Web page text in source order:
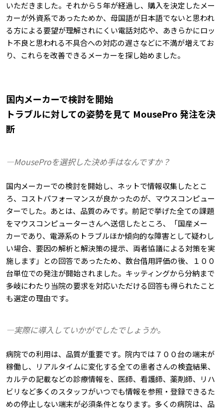
いただきました。それから５年が経過し、購入を決定したメー
カーが外資系であったためか、母国語が日本語でないと思われ
る方による要望が理解されにくい電話対応や、あきらかにロッ
ト不良と思われる不具合への対応の遅さなどに不満が増えてお
り、これらを改善できるメーカーを探し始めました。
国内メーカーで検討を開始
トラブルに対しての姿勢を見て MousePro 発注を決
断
―MouseProを選択した決め手はなんですか？
国内メーカーでの検討を開始し、ネットで情報収集したとこ
ろ、コストパフォーマンスが良かったのが、マウスコンピュー
ターでした。あとは、品質のみです。前記で挙げた全ての課題
をマウスコンピューターさんへ送信したところ、「国産メー
カーであり、電源系のトラブルほか傾向的な障害として疑わし
い場合、要因の解析と解決策の提示、両者協議による対策を実
施します」との回答であったため、数台借用評価の後、１００
台単位での発注が開始されました。キッティングから分納まで
多岐にわたり当院の要求を対応いただける回答も得られたこと
も選定の理由です。
―実際に導入していかがでしたでしょうか。
病院での利用は、品質が重要です。院内では７００台の端末が
稼働し、リアルタイムに変化する全ての患者さんの検査結果、
カルテの記載などの診療情報を、医師、看護師、薬剤師、リハ
ビリなど多くのスタッフがいつでも情報を参照・登録できるた
めの停止しない端末が必須条件となります。多くの病院は、品